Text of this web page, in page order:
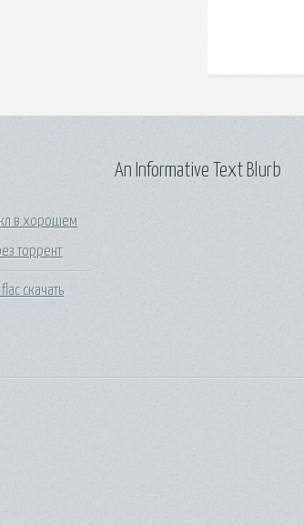
в хорошем
торрент
скачать
An Informative Text Blurb